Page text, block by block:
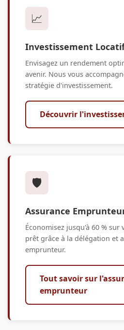
📈
Investissement
Envisagez un rendement
avenir. Nous vous
stratégie d'investissement.
Découvrir
🛡️
Assurance
Économisez jusqu'à 60 % sur
prêt grâce à la délégation et
emprunteur.
Tout savoir sur
emprunteur